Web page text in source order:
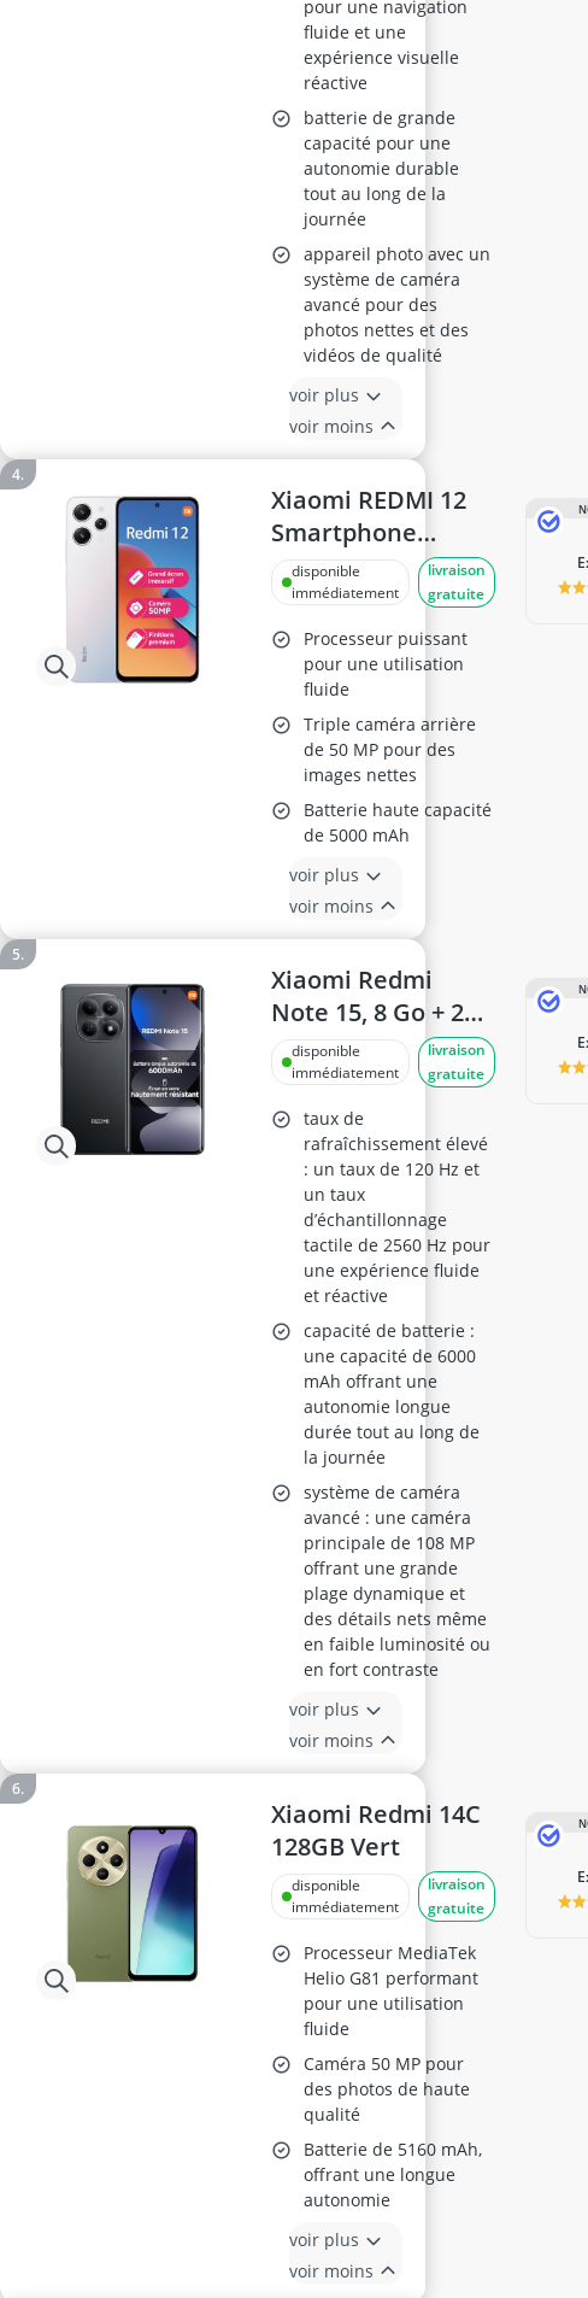
pour une navigation
fluide et une
expérience visuelle
réactive
batterie de grande
capacité pour une
autonomie durable
tout au long de la
journée
appareil photo avec un
système de caméra
avancé pour des
photos nettes et des
vidéos de qualité
voir plus
voir moins
Xiaomi REDMI 12
Smartphone
8/256GO
disponible
immédiatement
livraison
gratuite
Processeur puissant
pour une utilisation
fluide
Triple caméra arrière
de 50 MP pour des
images nettes
Batterie haute capacité
de 5000 mAh
voir plus
voir moins
Xiaomi Redmi
Note 15, 8 Go + 256
Go, Batterie 6000
mAh, Noir
disponible
immédiatement
livraison
gratuite
taux de
rafraîchissement élevé
: un taux de 120 Hz et
un taux
d’échantillonnage
tactile de 2560 Hz pour
une expérience fluide
et réactive
capacité de batterie :
une capacité de 6000
mAh offrant une
autonomie longue
durée tout au long de
la journée
système de caméra
avancé : une caméra
principale de 108 MP
offrant une grande
plage dynamique et
des détails nets même
en faible luminosité ou
en fort contraste
voir plus
voir moins
Xiaomi Redmi 14C
128GB Vert
disponible
immédiatement
livraison
gratuite
Processeur MediaTek
Helio G81 performant
pour une utilisation
fluide
Caméra 50 MP pour
des photos de haute
qualité
Batterie de 5160 mAh,
offrant une longue
autonomie
voir plus
voir moins